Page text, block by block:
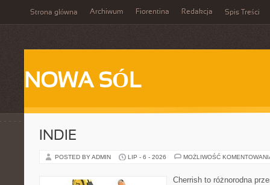
Strona główna Archiwum Fiorentina Redakcja Spis Treści
NOWA SÓL
INDIE
POSTED BY ADMIN LIP - 6 - 2026 MOŻLIWOŚĆ
Cherrish to różnorodna